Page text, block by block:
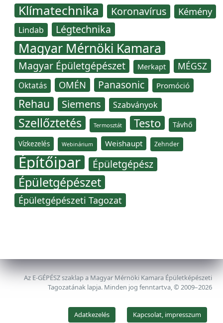
Klímatechnika Koronavírus Kémény
Lindab Légtechnika
Magyar Mérnöki Kamara
Magyar Épületgépészet Merkapt MÉGSZ
Oktatás OMÉN Panasonic Promóció
Rehau Siemens Szabványok
Szellőztetés Termosztát Testo Távhő
Vízkezelés Webinárium Weishaupt Zehnder
Építőipar Épületgépész
Épületgépészet
Épületgépészeti Tagozat
Az E-GÉPÉSZ szaklap a Magyar Mérnöki Kamara Épületképészeti
Tagozatának lapja. Minden jog fenntartva, © 2009–2026
Adatkezelés Kapcsolat, impresszum